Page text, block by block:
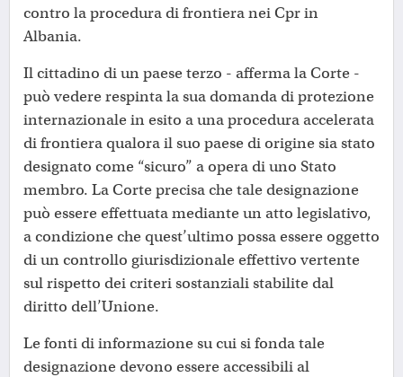
contro la procedura di frontiera nei Cpr in
Albania.
Il cittadino di un paese terzo - afferma la Corte -
può vedere respinta la sua domanda di protezione
internazionale in esito a una procedura accelerata
di frontiera qualora il suo paese di origine sia stato
designato come “sicuro” a opera di uno Stato
membro. La Corte precisa che tale designazione
può essere effettuata mediante un atto legislativo,
a condizione che quest’ultimo possa essere oggetto
di un controllo giurisdizionale effettivo vertente
sul rispetto dei criteri sostanziali stabilite dal
diritto dell’Unione.
Le fonti di informazione su cui si fonda tale
designazione devono essere accessibili al